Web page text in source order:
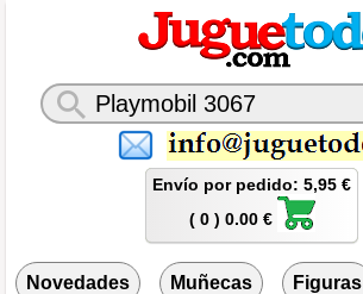
Envío por pedido: 5,95 €
( 0 ) 0.00 €
Novedades Muñecas Figuras